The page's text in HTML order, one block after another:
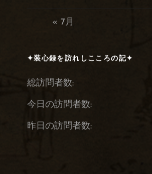
« 7月
✦装心録を訪れしこころの記✦
総訪問者数:
今日の訪問者数:
昨日の訪問者数: